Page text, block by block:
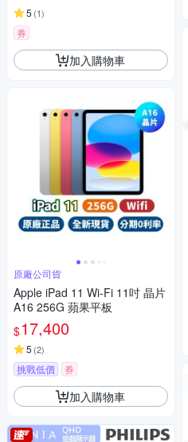
5 (1)
券
加入購物車
原廠公司貨
Apple iPad 11 Wi-Fi 11吋 晶片
A16 256G 蘋果平板
$17,400
5 (2)
挑戰低價 券
加入購物車